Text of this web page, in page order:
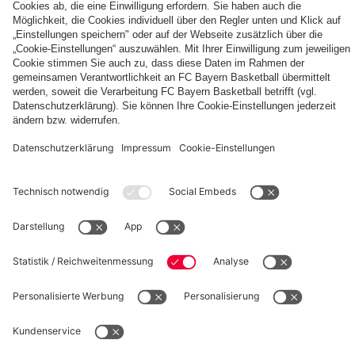
Basketball Media Center
© FC Bayern München AG – 2026
Impressum
Nutzungsbedingungen
Barrierefreiheit